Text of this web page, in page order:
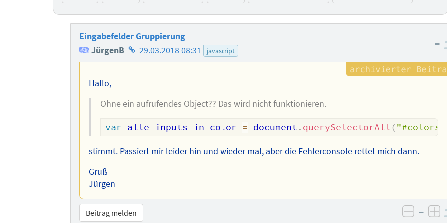
Eingabefelder Gruppierung
JürgenB Homepage
des
29.03.2018 08:31 javascript –
Hallo,
Ohne ein aufrufendes Object?? Das wird nicht funktionieren.
var alle_inputs_in_color = document . querySelectorAll ("#colors
stimmt. Passiert mir leider hin und wieder mal, aber die Fehlerconsole rettet mich dann.
Gruß
Jürgen
Beitrag melden negativ
–